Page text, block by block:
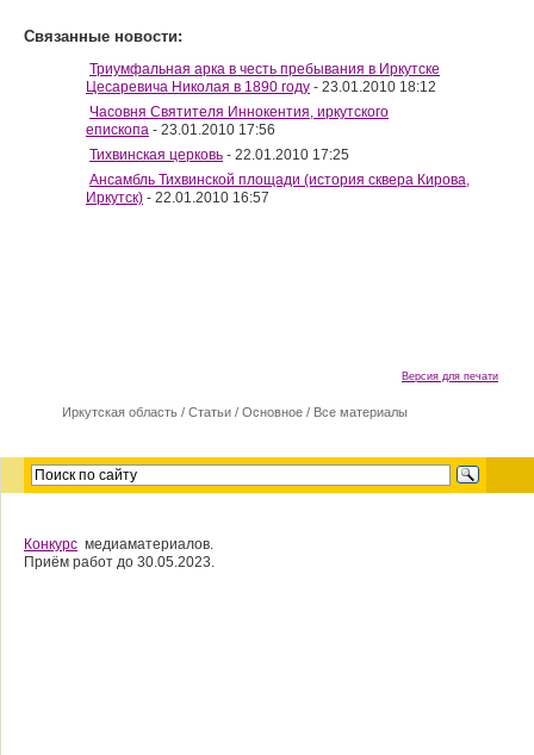
Связанные новости:
Триумфальная арка в честь пребывания в Иркутске
Цесаревича Николая в 1890 году - 23.01.2010 18:12
Часовня Святителя Иннокентия, иркутского
епископа - 23.01.2010 17:56
Тихвинская церковь - 22.01.2010 17:25
Ансамбль Тихвинской площади (история сквера Кирова,
Иркутск) - 22.01.2010 16:57
Версия для печати
Иркутская область / Cтатьи / Основное / Все материалы
Конкурс медиаматериалов.
Приём работ до 30.05.2023.